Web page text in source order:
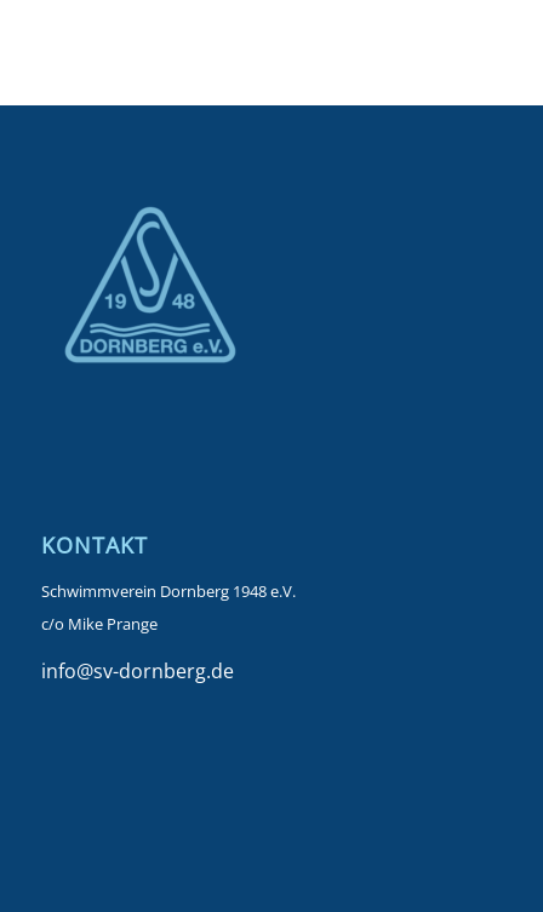
KONTAKT
Schwimmverein Dornberg 1948 e.V.
c/o Mike Prange
info@sv-dornberg.de